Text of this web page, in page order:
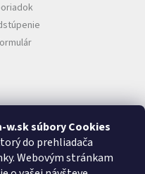
súbory Cookies
do prehliadača
Webovým stránkam